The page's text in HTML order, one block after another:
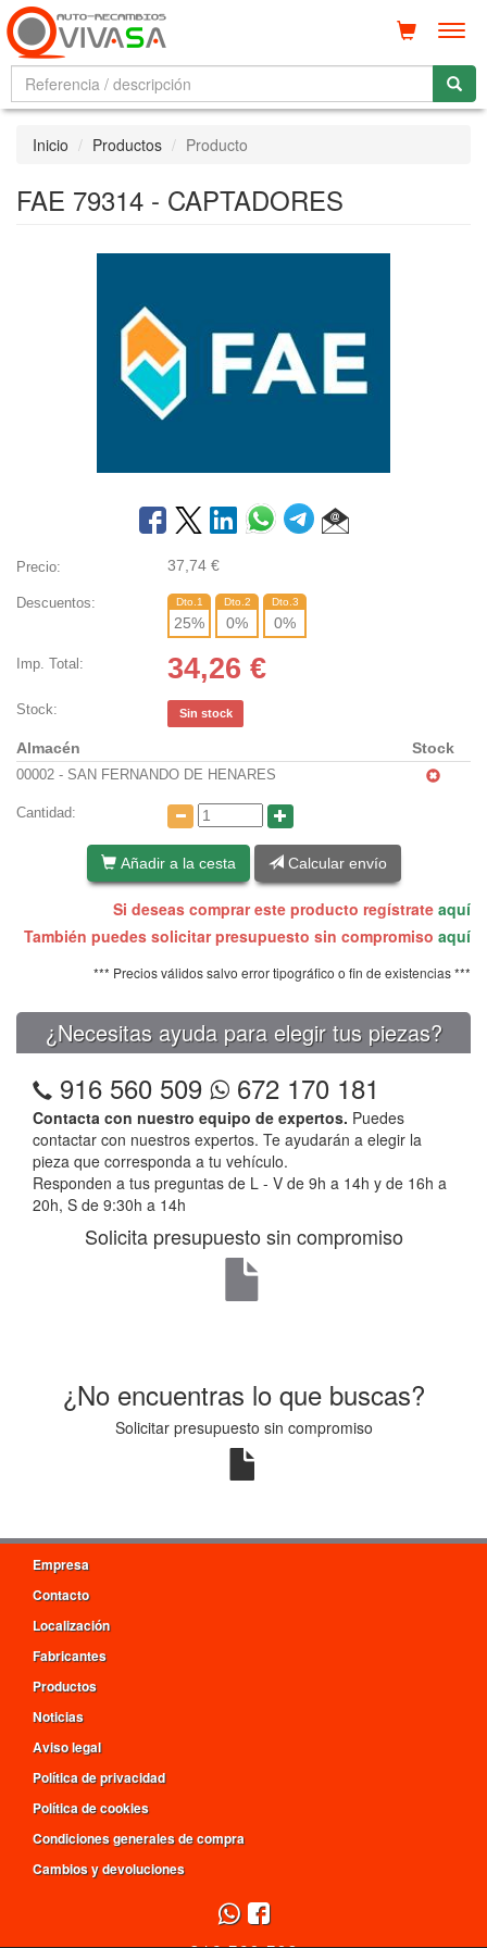
Inicio Productos Producto
FAE 79314 - CAPTADORES
Precio: 37,74 €
Descuentos: Dto.1
25%
Dto.2
0%
Dto.3
0%
Imp. Total: 34,26 €
Stock: Sin stock
Almacén Stock
00002 - SAN FERNANDO DE HENARES
Cantidad:
Añadir a la cesta Calcular envío
Si deseas comprar este producto regístrate aquí
También puedes solicitar presupuesto sin compromiso aquí
*** Precios válidos salvo error tipográfico o fin de existencias ***
¿Necesitas ayuda para elegir tus piezas?
916 560 509 672 170 181
Contacta con nuestro equipo de expertos. Puedes
contactar con nuestros expertos. Te ayudarán a elegir la
pieza que corresponda a tu vehículo.
Responden a tus preguntas de L - V de 9h a 14h y de 16h a
20h, S de 9:30h a 14h
Solicita presupuesto sin compromiso
¿No encuentras lo que buscas?
Solicitar presupuesto sin compromiso
Empresa
Contacto
Localización
Fabricantes
Productos
Noticias
Aviso legal
Política de privacidad
Política de cookies
Condiciones generales de compra
Cambios y devoluciones